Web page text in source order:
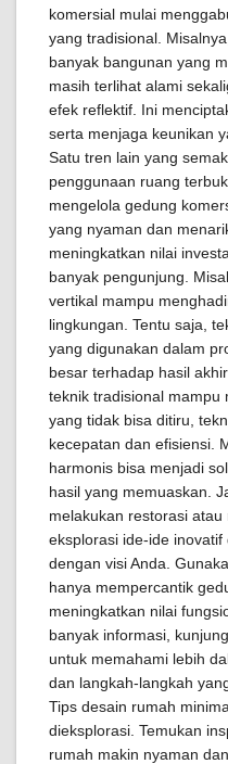
komersial mulai
yang tradisional.
banyak bangunan yang
masih terlihat alami
efek reflektif. Ini
serta menjaga keunikan
Satu tren lain yang
penggunaan ruang
mengelola gedung
yang nyaman dan
meningkatkan nilai
banyak pengunjung.
vertikal mampu
lingkungan. Tentu saja,
yang digunakan dalam
besar terhadap hasil
teknik tradisional mampu
yang tidak bisa ditiru,
kecepatan dan efisiensi.
harmonis bisa menjadi
hasil yang memuaskan.
melakukan restorasi
eksplorasi ide-ide
dengan visi Anda.
hanya mempercantik
meningkatkan nilai
banyak informasi,
untuk memahami lebih
dan langkah-langkah
Tips desain rumah
dieksplorasi. Temukan
rumah makin nyaman